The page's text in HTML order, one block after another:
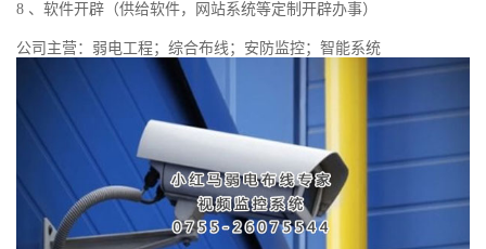
8 、软件开辟（供给软件，网站系统等定制开辟办事）
公司主营：弱电工程；综合布线；安防监控；智能系统